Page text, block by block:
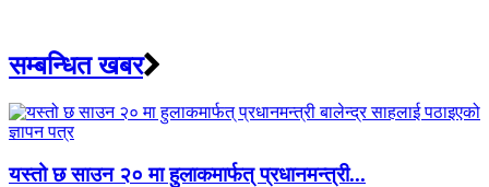
सम्बन्धित खबर
यस्तो छ साउन २० मा हुलाकमार्फत् प्रधानमन्त्री...